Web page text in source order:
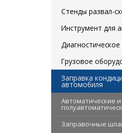
Стенды развал-
Инструмент для
Грузовое
Заправка
автомобиля
Автоматические и
Заправочные